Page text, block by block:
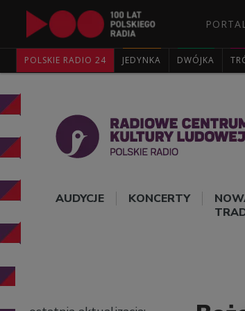
POLSKIE RADIO 24 JEDYNKA DWÓJKA
AUDYCJE KONCERTY